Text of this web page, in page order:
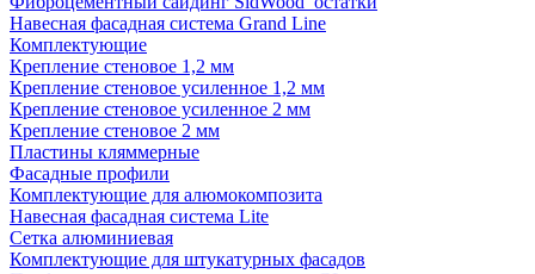
Навесная фасадная система Grand Line
Комплектующие
Крепление стеновое 1,2 мм
Крепление стеновое усиленное 1,2 мм
Крепление стеновое усиленное 2 мм
Крепление стеновое 2 мм
Пластины кляммерные
Фасадные профили
Комплектующие для алюмокомпозита
Навесная фасадная система Lite
Сетка алюминиевая
Комплектующие для штукатурных фасадов